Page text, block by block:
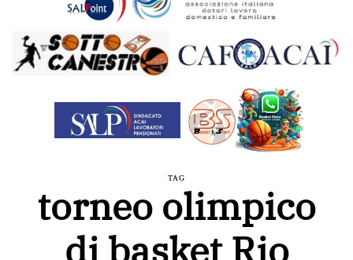
TAG
torneo olimpico
di basket Rio